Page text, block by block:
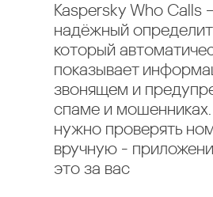
Kaspersky Who Calls
надёжный
который
показывает
звонящем и
спаме и
нужно проверять
вручную -
это за вас